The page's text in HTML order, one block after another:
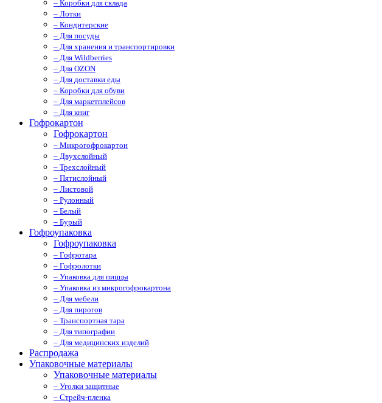
– Коробки для склада
– Лотки
– Кондитерские
– Для посуды
– Для хранения и транспортировки
– Для Wildberries
– Для OZON
– Для доставки еды
– Коробки для обуви
– Для маркетплейсов
– Для книг
Гофрокартон
Гофрокартон
– Микрогофрокартон
– Двухслойный
– Трехслойный
– Пятислойный
– Листовой
– Рулонный
– Белый
– Бурый
Гофроупаковка
Гофроупаковка
– Гофротара
– Гофролотки
– Упаковка для пиццы
– Упаковка из микрогофрокартона
– Для мебели
– Для пирогов
– Транспортная тара
– Для типографии
– Для медицинских изделий
Распродажа
Упаковочные материалы
Упаковочные материалы
– Уголки защитные
– Стрейч-пленка